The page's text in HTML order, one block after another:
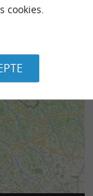
cookies.